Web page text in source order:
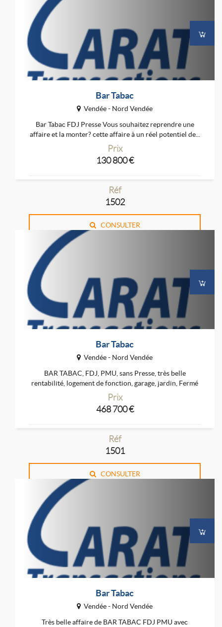
Bar Tabac
Vendée - Nord Vendée
Bar Tabac FDJ Presse Vous souhaitez reprendre une
affaire et la monter? cette affaire à un réel potentiel de...
Prix
130 800 €
Réf
1502
CONSULTER
Bar Tabac
Vendée - Nord Vendée
BAR TABAC, FDJ, PMU, sans Presse, très belle
rentabilité, logement de fonction, garage, jardin, Fermé
1...
Prix
468 700 €
Réf
1501
CONSULTER
Bar Tabac
Vendée - Nord Vendée
Très belle affaire de BAR TABAC FDJ PMU avec